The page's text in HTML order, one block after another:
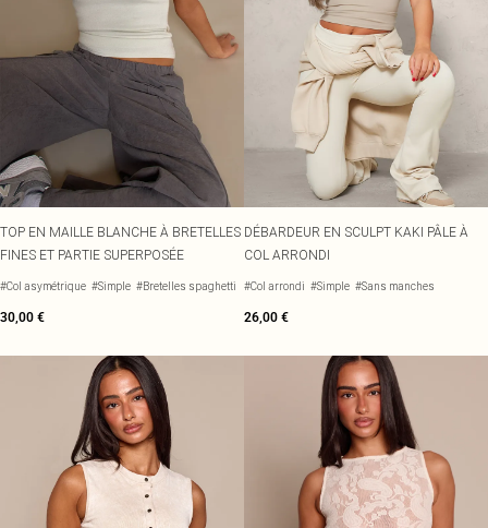
TOP EN MAILLE BLANCHE À BRETELLES
FINES ET PARTIE SUPERPOSÉE
#Col asymétrique #Simple #Bretelles spaghetti
30,00 €
DÉBARDEUR EN SCULPT KAKI PÂLE À
COL ARRONDI
#Col arrondi #Simple #Sans manches
26,00 €